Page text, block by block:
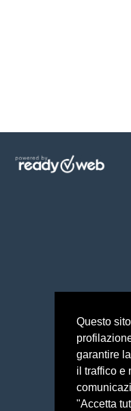
Questo
garantire
il traffico e
"Accetta